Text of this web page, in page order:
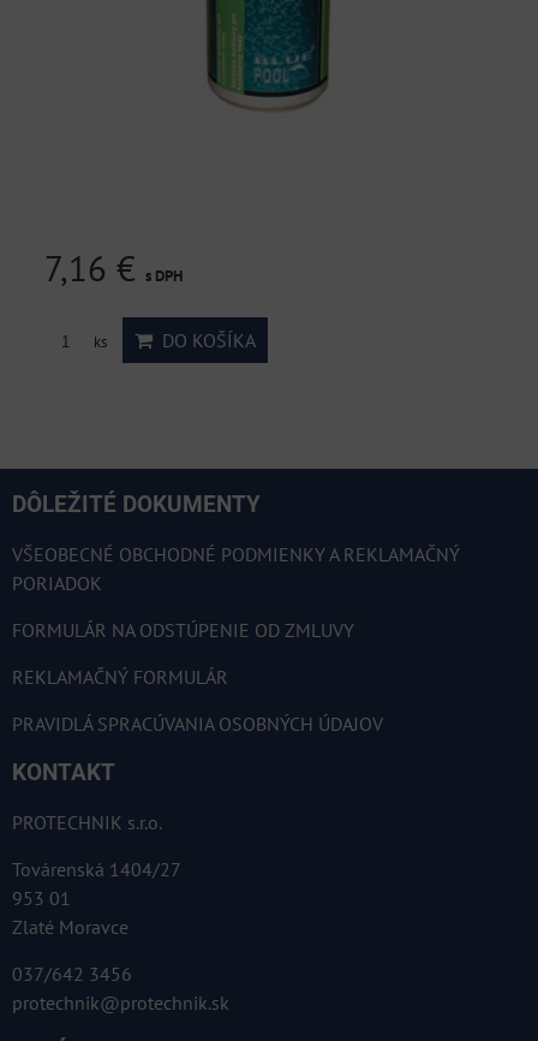
7,16 € s DPH
ks DO KOŠÍKA
DÔLEŽITÉ DOKUMENTY
VŠEOBECNÉ OBCHODNÉ PODMIENKY A REKLAMAČNÝ
PORIADOK
FORMULÁR NA ODSTÚPENIE OD ZMLUVY
REKLAMAČNÝ FORMULÁR
PRAVIDLÁ SPRACÚVANIA OSOBNÝCH ÚDAJOV
KONTAKT
PROTECHNIK s.r.o.
Továrenská 1404/27
953 01
Zlaté Moravce
037/642 3456
protechnik@protechnik.sk